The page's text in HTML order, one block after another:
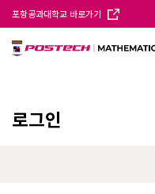
포항공과대학교 바로가기
로그인